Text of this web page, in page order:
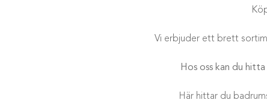
Vi erbjuder ett brett
Hos oss kan du
Här hittar du